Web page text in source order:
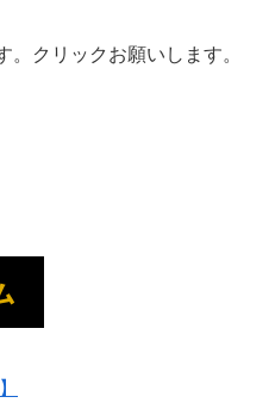
クリックお願いします。